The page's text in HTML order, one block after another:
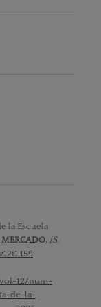
la Escuela
MERCADO, [S.
.
12/num-
de-la-